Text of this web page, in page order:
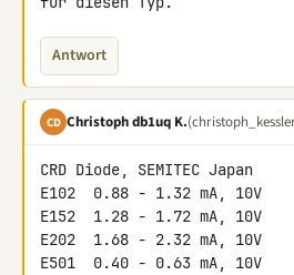
Antwort
CD Christoph db1uq K.
CRD Diode, SEMITEC Japan
E102  0.88 - 1.32 mA, 10V
E152  1.28 - 1.72 mA, 10V
E202  1.68 - 2.32 mA, 10V
E501  0.40 - 0.63 mA, 10V